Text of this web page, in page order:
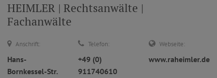
HEIMLER | Rechtsanwälte |
Fachanwälte
Anschrift:
Hans-
Bornkessel-Str.
Telefon:
+49 (0)
911740610
Webseite:
www.raheimler.de